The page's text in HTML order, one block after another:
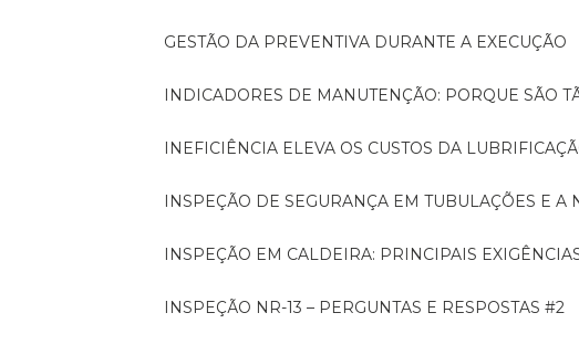
GESTÃO DA PREVENTIVA DURANTE A EXECUÇÃO
INDICADORES DE MANUTENÇÃO: PORQUE SÃO
INEFICIÊNCIA ELEVA OS CUSTOS DA
INSPEÇÃO DE SEGURANÇA EM TUBULAÇÕES E
INSPEÇÃO EM CALDEIRA: PRINCIPAIS
INSPEÇÃO NR-13 – PERGUNTAS E RESPOSTAS #2